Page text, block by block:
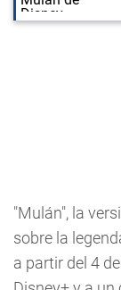
"Mulán", la
sobre la
a partir del 4